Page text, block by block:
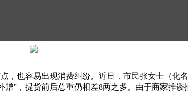
，也容易出现消费纠纷。近日，市民张女士（化
赠”，提货前后总重仍相差8两之多。由于商家
大闸蟹团购